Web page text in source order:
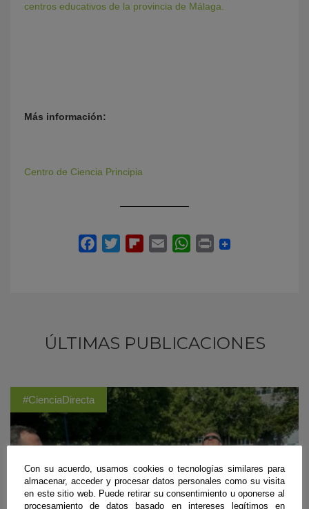
centros educativos de la provincia de Málaga.
Más información:
Centro de Ciencia Principia
ÚLTIMAS PUBLICACIONES
#CienciaDirecta
Con su acuerdo, usamos cookies o tecnologías similares para
almacenar, acceder y procesar datos personales como su visita
en este sitio web. Puede retirar su consentimiento u oponerse al
procesamiento de datos basado en intereses legítimos en